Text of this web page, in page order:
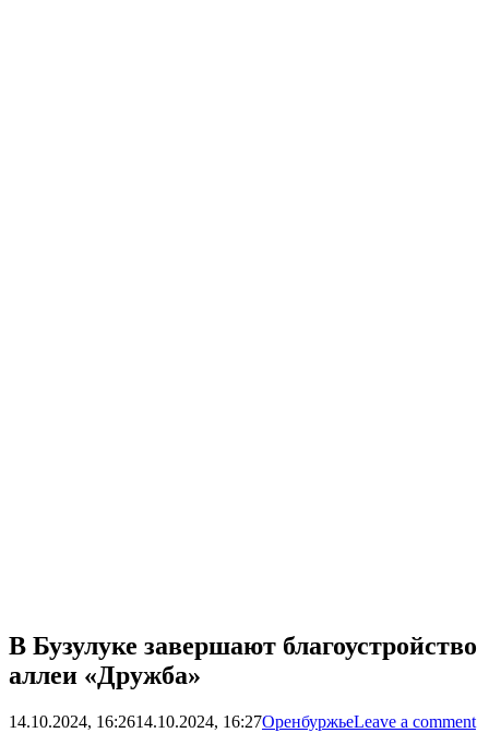
В Бузулуке завершают благоустройство
аллеи «Дружба»
14.10.2024, 16:2614.10.2024, 16:27ОренбуржьеLeave a comment